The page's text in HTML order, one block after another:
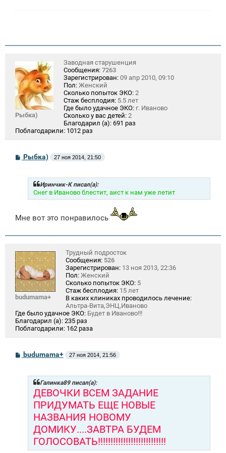
Рыбка)
Заводная старушенция
Сообщения: 7263
Зарегистрирован: 09 апр 2010, 09:10
Пол: Женский
Сколько попыток ЭКО: 2
Стаж бесплодия: 5.5 лет
Где было удачное ЭКО: г. Иваново
Сколько у вас детей: 2
Благодарил (а): 691 раз
Поблагодарили: 1012 раз
С
о
Рыбка) 27 ноя 2014, 21:50
Иринчик-К писал(а):
Снег в Иваново блестит, аист к нам уже летит
Мне вот это понравилось
budumama+
Трудный подросток
Сообщения: 526
Зарегистрирован: 13 ноя 2013, 22:36
Пол: Женский
Сколько попыток ЭКО: 5
Стаж бесплодия: 15 лет
В каких клиниках проводилось лечение:
Альтра-Вита,ЭНЦ,Иваново
Где было удачное ЭКО: Будет в Иваново!!!
Благодарил (а): 235 раз
Поблагодарили: 162 раза
Сbudumama+ 27 ноя 2014, 21:56
Галинка89 писал(а):
ДЕВОЧКИ ВСЕМ ЗАДАНИЕ
ПРИДУМАТЬ ЕЩЕ НОВЫЕ
НАЗВАНИЯ НОВОМУ
ДОМИКУ....ЗАВТРА БУДЕМ
ГОЛОСОВАТЬ!!!!!!!!!!!!!!!!!!!!!!!!!!!